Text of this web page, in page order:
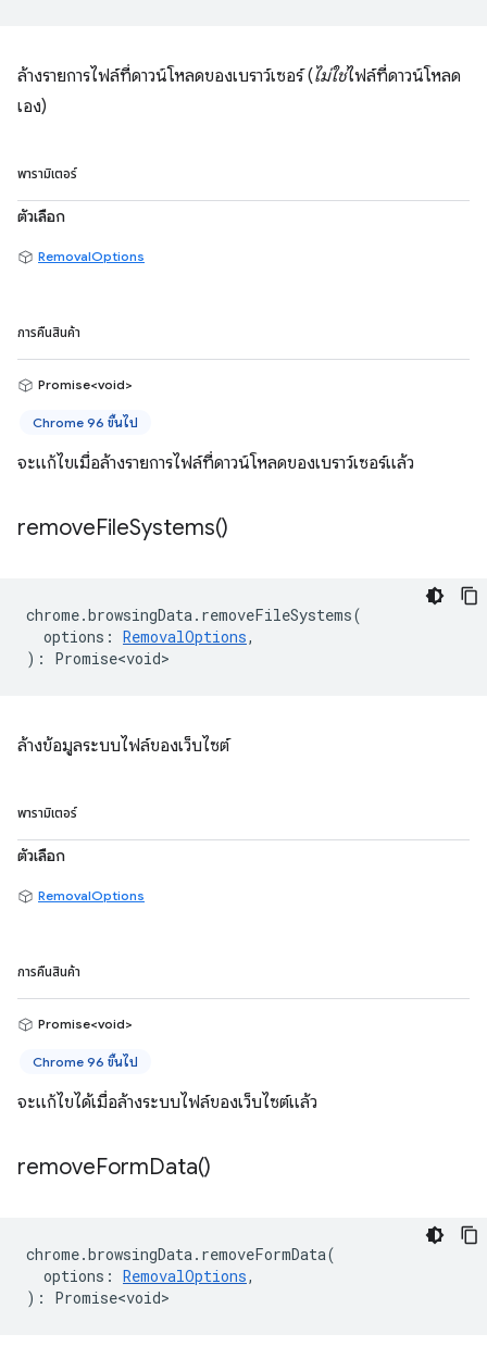
ล้างรายการไฟล์ที่ดาวน์โหลดของเบราว์เซอร์ (ไม่ใช่ไฟล์ที่ดาวน์โหลด
เอง)
พารามิเตอร์
ตัวเลือก
RemovalOptions
การคืนสินค้า
Promise<void>
Chrome 96 ขึ้นไป
จะแก้ไขเมื่อล้างรายการไฟล์ที่ดาวน์โหลดของเบราว์เซอร์แล้ว
removeFileSystems()
chrome.browsingData. removeFileSystems(
options : RemovalOptions,
) : Promise<void>
ล้างข้อมูลระบบไฟล์ของเว็บไซต์
พารามิเตอร์
ตัวเลือก
RemovalOptions
การคืนสินค้า
Promise<void>
Chrome 96 ขึ้นไป
จะแก้ไขได้เมื่อล้างระบบไฟล์ของเว็บไซต์แล้ว
removeFormData()
chrome.browsingData. removeFormData(
options : RemovalOptions,
) : Promise<void>